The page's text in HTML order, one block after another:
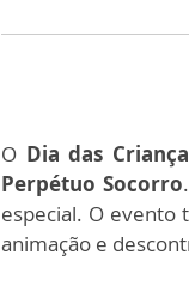
O Dia das
Perpétuo Socorro
especial. O evento
animação e